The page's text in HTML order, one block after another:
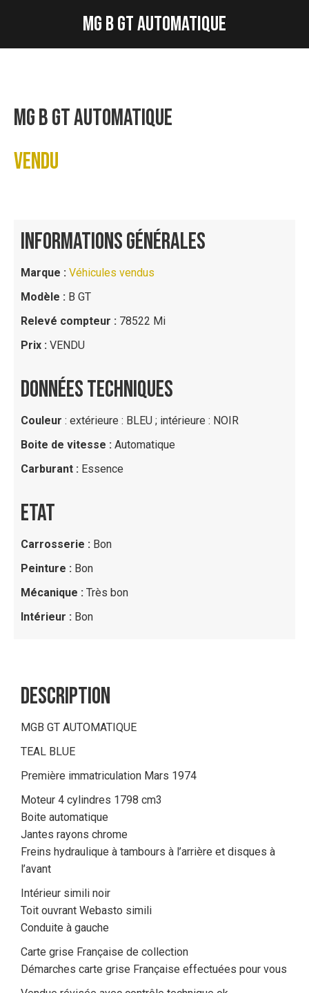
MG B GT AUTOMATIQUE
Vous êtes ici :
MG B GT AUTOMATIQUE
VENDU
INFORMATIONS GÉNÉRALES
Marque : Véhicules vendus
Modèle : B GT
Relevé compteur : 78522 Mi
Prix : VENDU
DONNÉES TECHNIQUES
Couleur : extérieure : BLEU ; intérieure : NOIR
Boite de vitesse : Automatique
Carburant : Essence
ETAT
Carrosserie : Bon
Peinture : Bon
Mécanique : Très bon
Intérieur : Bon
DESCRIPTION
MGB GT AUTOMATIQUE
TEAL BLUE
Première immatriculation Mars 1974
Moteur 4 cylindres 1798 cm3
Boite automatique
Jantes rayons chrome
Freins hydraulique à tambours à l’arrière et disques à
l’avant
Intérieur simili noir
Toit ouvrant Webasto simili
Conduite à gauche
Carte grise Française de collection
Démarches carte grise Française effectuées pour vous